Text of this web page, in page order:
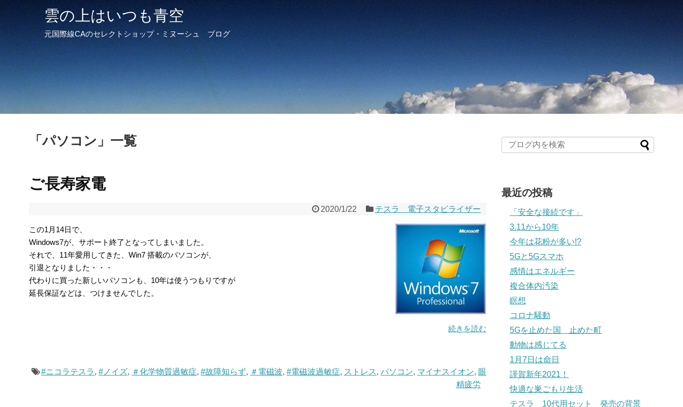
雲の上はいつも青空
元国際線CAのセレクトショップ・ミヌーシュ ブログ
「パソコン 」 一覧
ご長寿家電
2020/1/22 テスラ 電子スタビライザー
この1月14日で、
Windows7が、サポート終了となってしまいました。
それで、11年愛用してきた、Win7 搭載のパソコンが、
引退となりました・・・
代わりに買った新しいパソコンも、10年は使うつもりですが
延長保証などは、つけませんでした。
続きを読む
#ニコラテスラ, #ノイズ, ＃化学物質過敏症, #故障知らず, ＃電磁波, #電磁波過敏症, ストレス, パソコン, マイナスイオン, 眼
精疲労
最近の投稿
「安全な接続です」
3.11から10年
今年は花粉が多い!?
5Gと5Gスマホ
感情はエネルギー
複合体内汚染
瞑想
コロナ騒動
5Gを止めた国 止めた町
動物は感じてる
1月7日は命日
謹賀新年2021！
快適な巣ごもり生活
テスラ 10代用セット 発売の背景